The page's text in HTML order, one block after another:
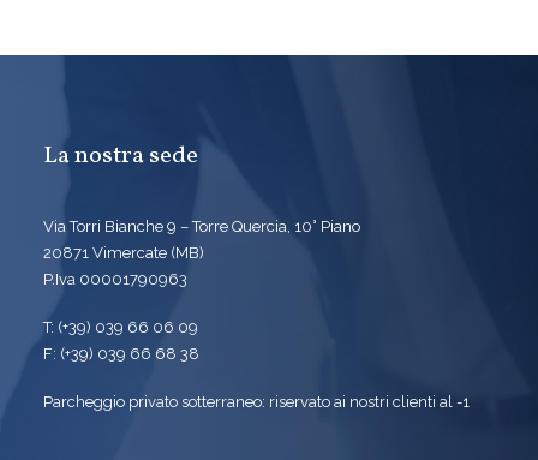
La nostra sede
Via Torri Bianche 9 – Torre Quercia, 10° Piano
20871 Vimercate (MB)
P.Iva 00001790963
T: (+39) 039 66 06 09
F: (+39) 039 66 68 38
Parcheggio privato sotterraneo: riservato ai nostri clienti al -1